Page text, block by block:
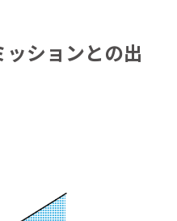
ションとの出